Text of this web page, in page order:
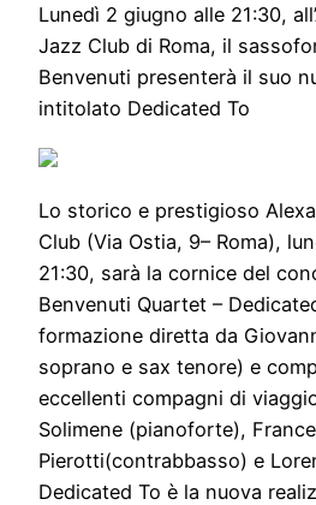
Lunedì 2 giugno alle 21:30,
Jazz Club di Roma, il
Benvenuti presenterà il suo
intitolato Dedicated To
Lo storico e prestigioso
Club (Via Ostia, 9– Roma),
21:30, sarà la cornice del
Benvenuti Quartet –
formazione diretta da
soprano e sax tenore) e
eccellenti compagni di
Solimene (pianoforte),
Pierotti(contrabbasso) e
Dedicated To è la nuova